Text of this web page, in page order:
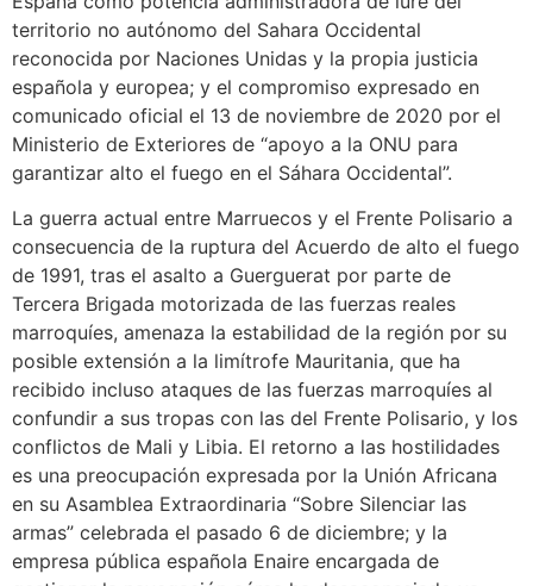
territorio no autónomo del Sahara Occidental
reconocida por Naciones Unidas y la propia justicia
española y europea; y el compromiso expresado en
comunicado oficial el 13 de noviembre de 2020 por el
Ministerio de Exteriores de “apoyo a la ONU para
garantizar alto el fuego en el Sáhara Occidental”.
La guerra actual entre Marruecos y el Frente Polisario a
consecuencia de la ruptura del Acuerdo de alto el fuego
de 1991, tras el asalto a Guerguerat por parte de
Tercera Brigada motorizada de las fuerzas reales
marroquíes, amenaza la estabilidad de la región por su
posible extensión a la limítrofe Mauritania, que ha
recibido incluso ataques de las fuerzas marroquíes al
confundir a sus tropas con las del Frente Polisario, y los
conflictos de Mali y Libia. El retorno a las hostilidades
es una preocupación expresada por la Unión Africana
en su Asamblea Extraordinaria “Sobre Silenciar las
armas” celebrada el pasado 6 de diciembre; y la
empresa pública española Enaire encargada de